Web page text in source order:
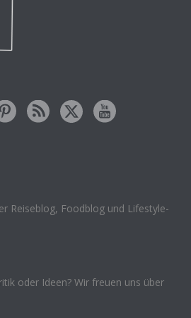
Reiseblog, Foodblog und Lifestyle-
oder Ideen? Wir freuen uns über